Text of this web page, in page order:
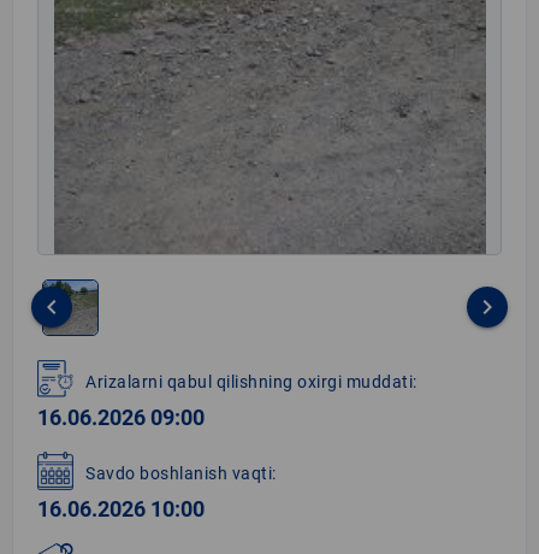
1
of
1
keyboard_arrow_left keyboard_arrow_right
Arizalarni qabul qilishning oxirgi muddati:
16.06.2026 09:00
Savdo boshlanish vaqti:
16.06.2026 10:00